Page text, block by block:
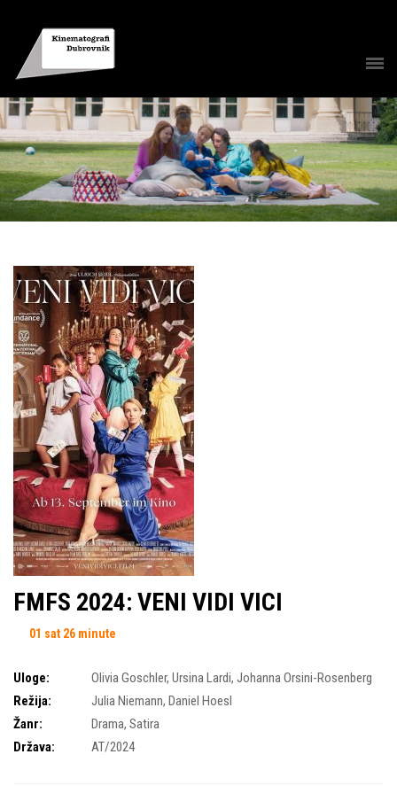
FMFS 2024: VENI VIDI VICI
01 sat 26 minute
Uloge: Olivia Goschler, Ursina Lardi, Johanna Orsini-Rosenberg
Režija:
Julia Niemann, Daniel Hoesl
Žanr:
Drama, Satira
Država:
AT/2024